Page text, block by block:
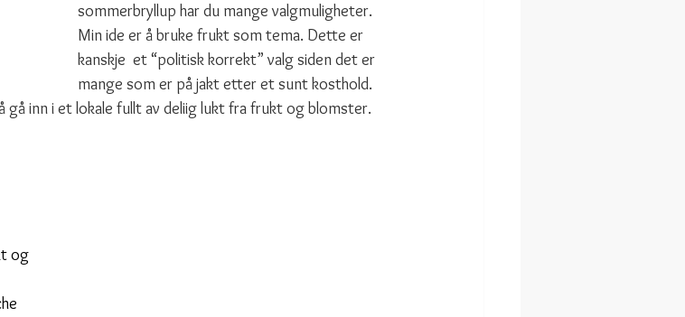
sommerbryllup har du mange valgmuligheter.
Min ide er å bruke frukt som tema. Dette er
kanskje  et “politisk korrekt” valg siden det er
mange som er på jakt etter et sunt kosthold.
gå inn i et lokale fullt av deliig lukt fra frukt og blomster.
og